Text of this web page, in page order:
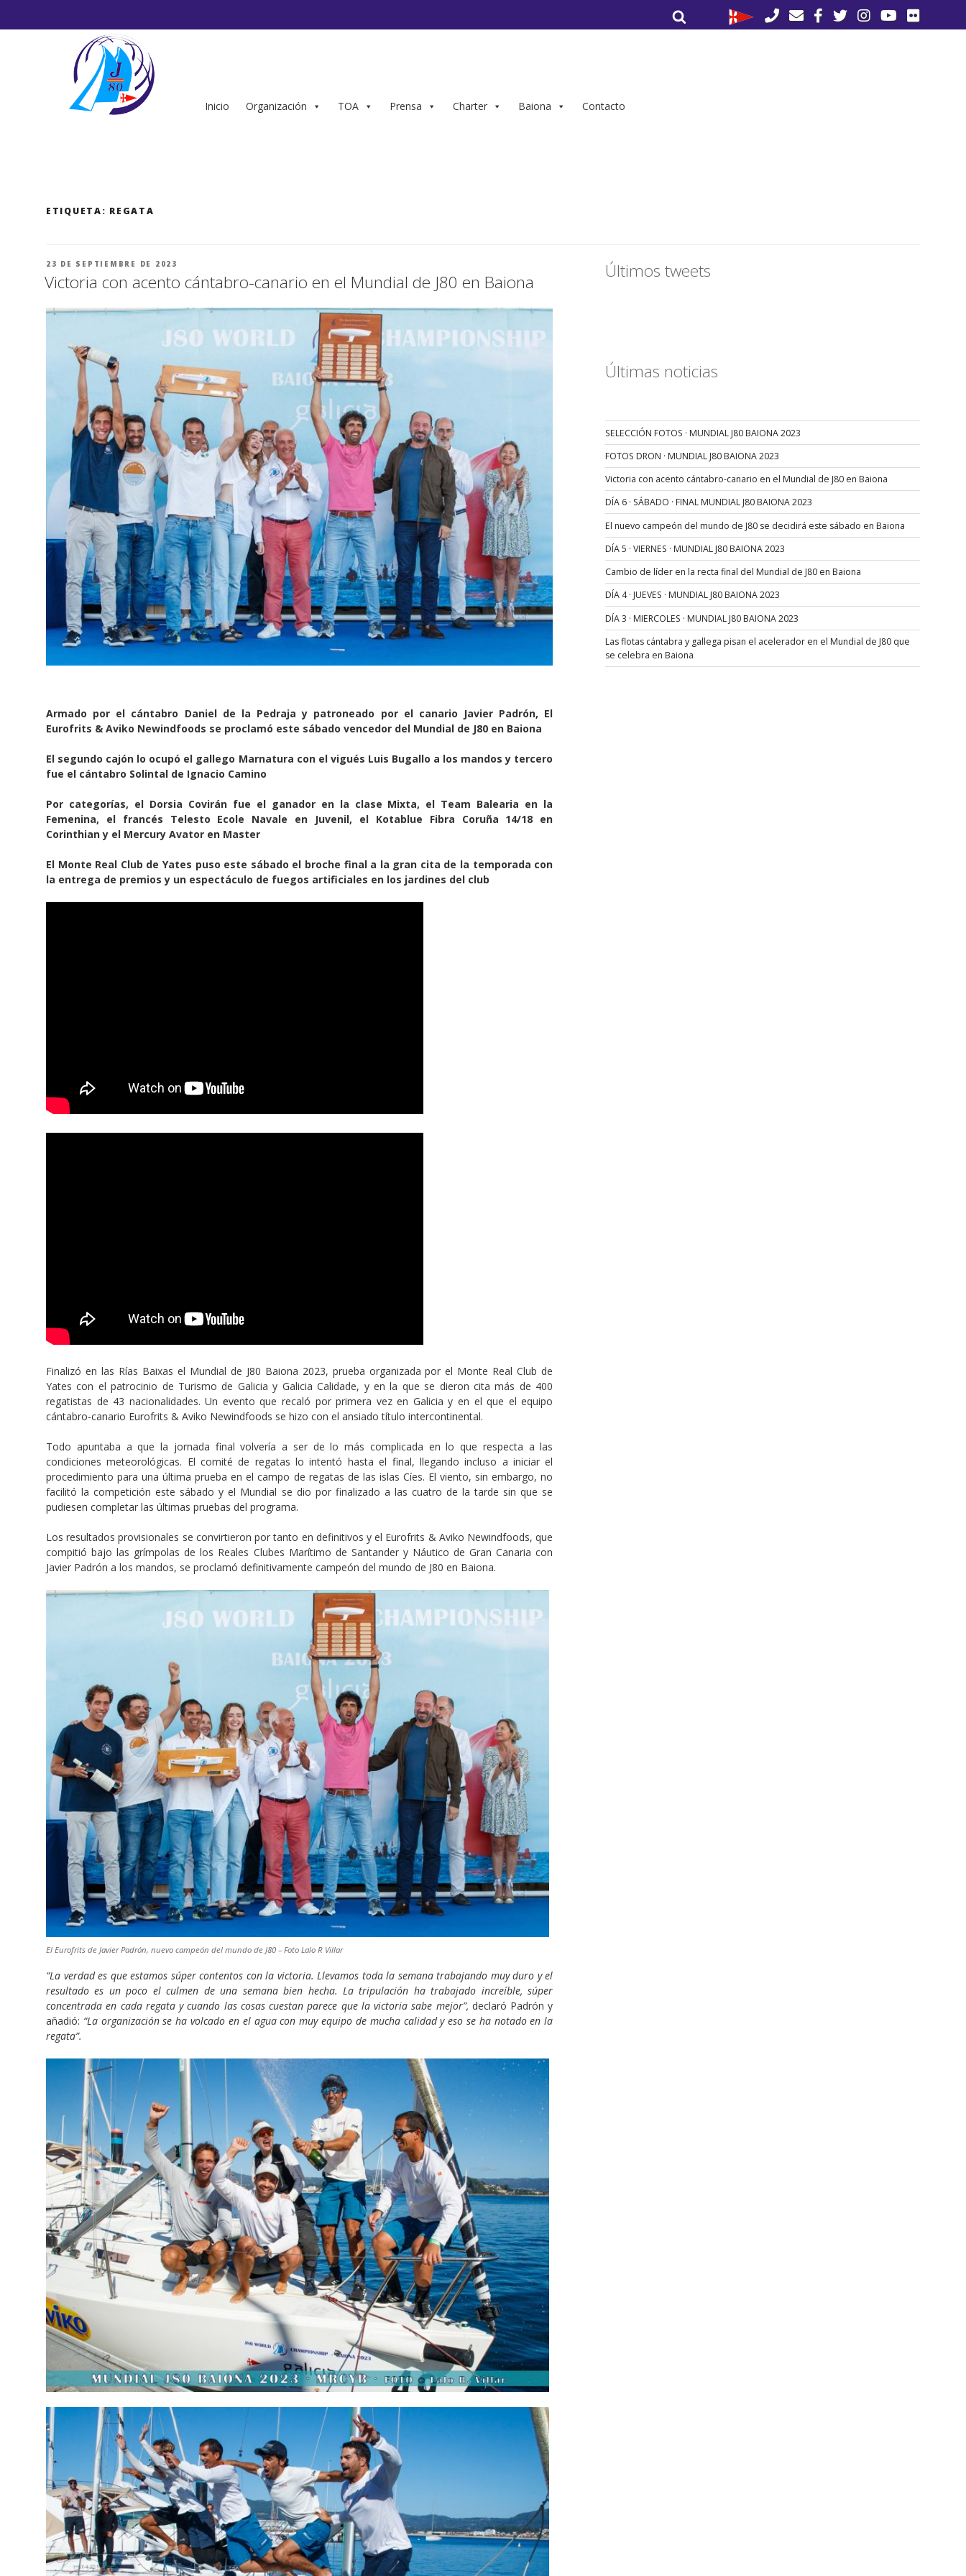
por:
Inicio Organización TOA Prensa Charter Baiona Contacto
ETIQUETA: REGATA
PUBLICADO
23 DE SEPTIEMBRE DE 2023
Victoria con acento cántabro-canario en el Mundial de J80 en Baiona
Armado por el cántabro Daniel de la Pedraja y patroneado por el canario Javier Padrón, El
Eurofrits & Aviko Newindfoods se proclamó este sábado vencedor del Mundial de J80 en Baiona
El segundo cajón lo ocupó el gallego Marnatura con el vigués Luis Bugallo a los mandos y tercero
fue el cántabro Solintal de Ignacio Camino
Por categorías, el Dorsia Covirán fue el ganador en la clase Mixta, el Team Balearia en la
Femenina, el francés Telesto Ecole Navale en Juvenil, el Kotablue Fibra Coruña 14/18 en
Corinthian y el Mercury Avator en Master
El Monte Real Club de Yates puso este sábado el broche final a la gran cita de la temporada con
la entrega de premios y un espectáculo de fuegos artificiales en los jardines del club
Finalizó en las Rías Baixas el Mundial de J80 Baiona 2023, prueba organizada por el Monte Real Club de
Yates con el patrocinio de Turismo de Galicia y Galicia Calidade, y en la que se dieron cita más de 400
regatistas de 43 nacionalidades. Un evento que recaló por primera vez en Galicia y en el que el equipo
cántabro-canario Eurofrits & Aviko Newindfoods se hizo con el ansiado título intercontinental.
Todo apuntaba a que la jornada final volvería a ser de lo más complicada en lo que respecta a las
condiciones meteorológicas. El comité de regatas lo intentó hasta el final, llegando incluso a iniciar el
procedimiento para una última prueba en el campo de regatas de las islas Cíes. El viento, sin embargo, no
facilitó la competición este sábado y el Mundial se dio por finalizado a las cuatro de la tarde sin que se
pudiesen completar las últimas pruebas del programa.
Los resultados provisionales se convirtieron por tanto en definitivos y el Eurofrits & Aviko Newindfoods, que
compitió bajo las grímpolas de los Reales Clubes Marítimo de Santander y Náutico de Gran Canaria con
Javier Padrón a los mandos, se proclamó definitivamente campeón del mundo de J80 en Baiona.
El Eurofrits de Javier Padrón, nuevo campeón del mundo de J80 – Foto Lalo R Villar
“La verdad es que estamos súper contentos con la victoria. Llevamos toda la semana trabajando muy duro y el
resultado es un poco el culmen de una semana bien hecha. La tripulación ha trabajado increíble, súper
concentrada en cada regata y cuando las cosas cuestan parece que la victoria sabe mejor”, declaró Padrón y
añadió: “La organización se ha volcado en el agua con muy equipo de mucha calidad y eso se ha notado en la
regata”.
Últimos tweets
Últimas noticias
SELECCIÓN FOTOS · MUNDIAL J80 BAIONA 2023
FOTOS DRON · MUNDIAL J80 BAIONA 2023
Victoria con acento cántabro-canario en el Mundial de J80 en Baiona
DÍA 6 · SÁBADO · FINAL MUNDIAL J80 BAIONA 2023
El nuevo campeón del mundo de J80 se decidirá este sábado en Baiona
DÍA 5 · VIERNES · MUNDIAL J80 BAIONA 2023
Cambio de líder en la recta final del Mundial de J80 en Baiona
DÍA 4 · JUEVES · MUNDIAL J80 BAIONA 2023
DÍA 3 · MIERCOLES · MUNDIAL J80 BAIONA 2023
Las flotas cántabra y gallega pisan el acelerador en el Mundial de J80 que
se celebra en Baiona